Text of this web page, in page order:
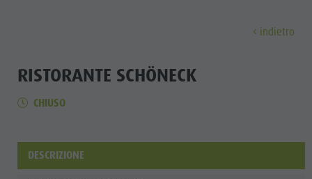
Musei
Località e dintorni
Programma settimanale
Sentieri tematici
Prenota vacanza
Mobilità locale
Brunico città
Visite guidate
indietro
RISTORANTE SCHÖNECK
CHIUSO
DESCRIZIONE